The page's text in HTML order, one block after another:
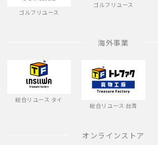
ゴルフリユース
ゴルフリユース
海外事業
総合リユース タイ
総合リユース 台湾
オンラインストア